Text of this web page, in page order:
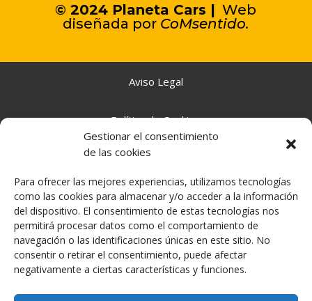
Gestionar el consentimiento
de las cookies
Para ofrecer las mejores experiencias, utilizamos tecnologías
como las cookies para almacenar y/o acceder a la información
del dispositivo. El consentimiento de estas tecnologías nos
permitirá procesar datos como el comportamiento de
navegación o las identificaciones únicas en este sitio. No
consentir o retirar el consentimiento, puede afectar
negativamente a ciertas características y funciones.
© 2024 Planeta Cars |
Web
diseñada porCoMsentido.
Aviso Legal
Política de Cookies
Política de Privacidad
Declaración de Accesibilidad